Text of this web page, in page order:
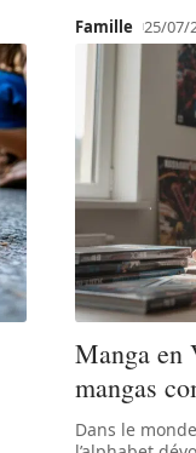
Famille 25/07/
Manga en
mangas
Dans le